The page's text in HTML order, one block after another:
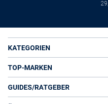
KATEGORIEN
TOP-MARKEN
GUIDES/RATGEBER